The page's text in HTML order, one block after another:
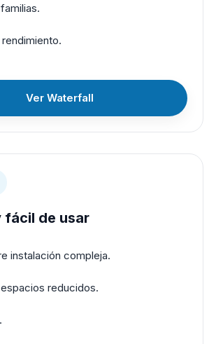
Ver Waterfall
fácil de usar
instalación compleja.
reducidos.